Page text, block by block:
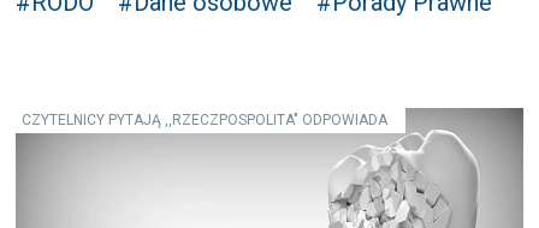
CZYTELNICY PYTAJĄ ,,RZECZPOSPOLITA" ODPOWIADA